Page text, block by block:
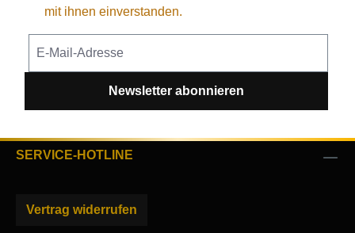
mit ihnen einverstanden.
Newsletter abonnieren
SERVICE-HOTLINE
Vertrag widerrufen